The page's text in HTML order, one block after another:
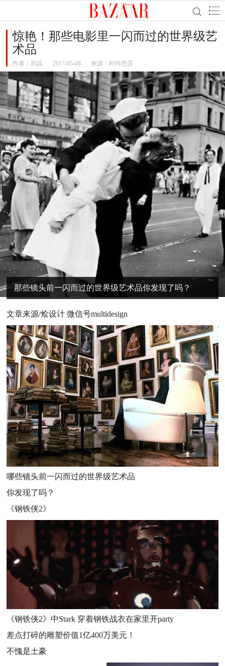
惊艳！那些电影里一闪而过的世界级艺
术品
作者： 刘晶 2017-05-08 来源：时尚芭莎
那些镜头前一闪而过的世界级艺术品你发现了吗？
文章来源/烩设计 微信号multidesign
哪些镜头前一闪而过的世界级艺术品
你发现了吗？
《钢铁侠2》
《钢铁侠2》中Stark 穿着钢铁战衣在家里开party
差点打碎的雕塑价值1亿400万美元！
不愧是土豪